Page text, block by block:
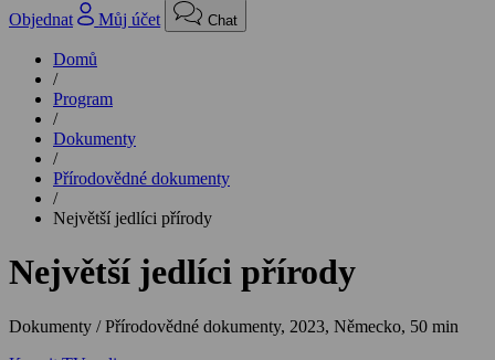
Objednat
Můj účet Chat
Domů
/
Program
/
Dokumenty
/
Přírodovědné dokumenty
/
Největší jedlíci přírody
Největší jedlíci přírody
Dokumenty / Přírodovědné dokumenty, 2023, Německo, 50 min